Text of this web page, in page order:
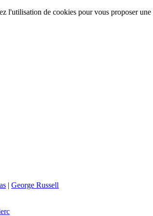
l'utilisation de cookies pour vous proposer
| George Russell